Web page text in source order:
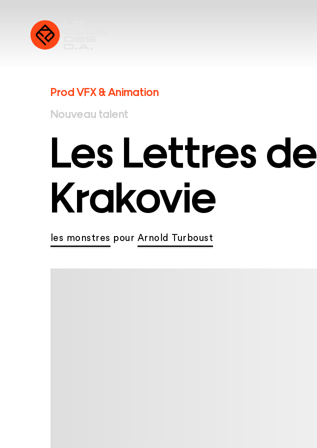
Prod VFX & Animation
Nouveau talent
Les Lettres de
Krakovie
les monstres pour Arnold Turboust